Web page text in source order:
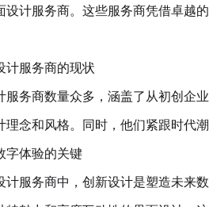
设计服务商。这些服务商凭借卓越
计服务商的现状
务商数量众多，涵盖了从初创企
念和风格。同时，他们紧跟时代
字体验的关键
服务商中，创新设计是塑造未来